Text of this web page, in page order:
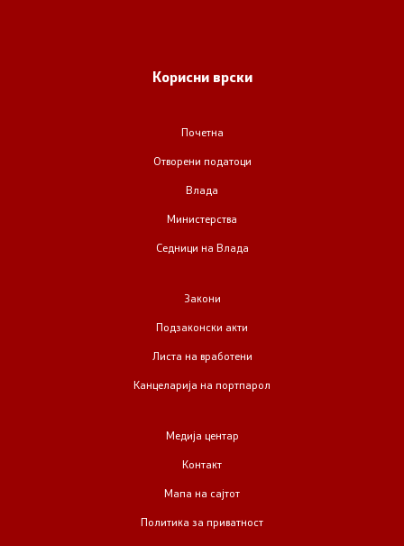
Организација и систематизација
Изјава за пристапност
Корисни врски
Почетна
Отворени податоци
Влада
Министерства
Седници на Влада
Закони
Подзаконски акти
Листа на вработени
Канцеларија на портпарол
Медија центар
Контакт
Мапа на сајтот
Политика за приватност